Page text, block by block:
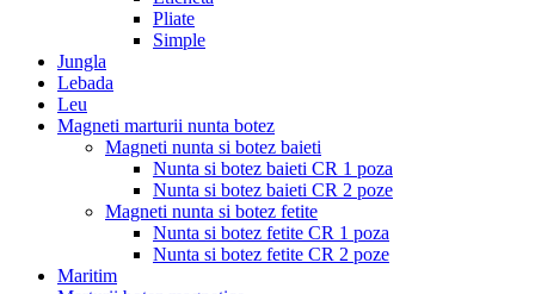
Pliate
Simple
Jungla
Lebada
Leu
Magneti marturii nunta botez
Magneti nunta si botez baieti
Nunta si botez baieti CR 1 poza
Nunta si botez baieti CR 2 poze
Magneti nunta si botez fetite
Nunta si botez fetite CR 1 poza
Nunta si botez fetite CR 2 poze
Maritim